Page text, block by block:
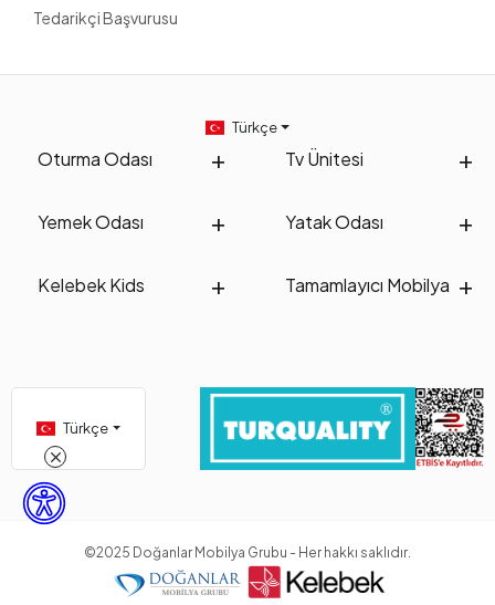
Tedarikçi Başvurusu
Oturma Odası Tv Ünitesi
Yemek Odası Yatak Odası
Kelebek Kids Tamamlayıcı Mobilya
Türkçe
Türkçe
©2025 Doğanlar Mobilya Grubu - Her hakkı saklıdır.